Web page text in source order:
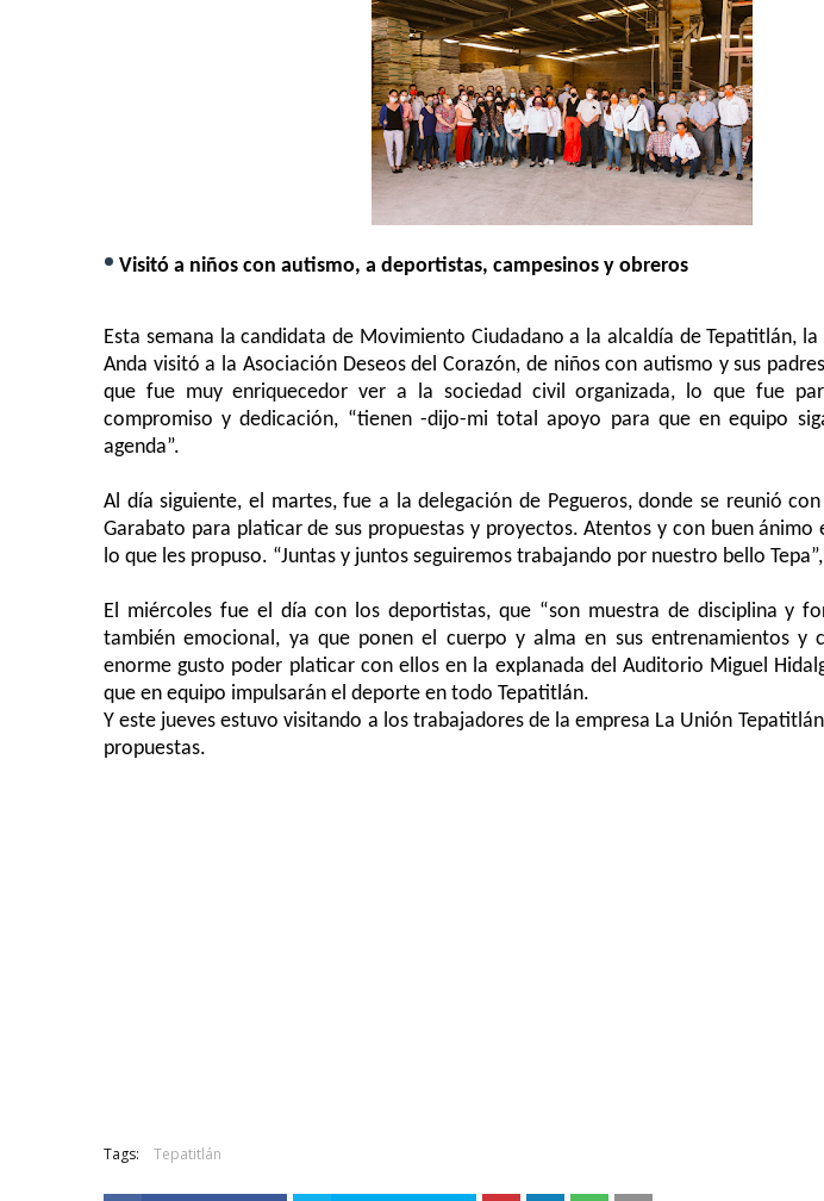
• Visitó a niños con autismo, a deportistas, campesinos y obreros
Esta semana la candidata de Movimiento Ciudadano a la alcaldía de Tepatitlán,
Anda visitó a la Asociación Deseos del Corazón, de niños con autismo y sus
que fuemuy enriquecedor ver a la sociedad civil organizada, lo que fue
compromiso y dedicación, “tienen -dijo-mi total apoyo para queen equipo
agenda”.
Al día siguiente, el martes, fue a la delegación de Pegueros, donde se reunió
Garabato para platicar de sus propuestas y proyectos. Atentos y con buen ánimo
lo que les propuso. “Juntas y juntos seguiremos trabajando por nuestro bello
El miércoles fue el día con los deportistas, que “son muestra de disciplina y
también emocional, ya que ponen el cuerpo y alma en sus entrenamientos y
enorme gusto poder platicar con ellos en la explanada del Auditorio Miguel
que en equipo impulsarán el deporte en todo Tepatitlán.
Y este jueves estuvo visitando a los trabajadores de la empresa La Unión
propuestas.
Tags: Tepatitlán